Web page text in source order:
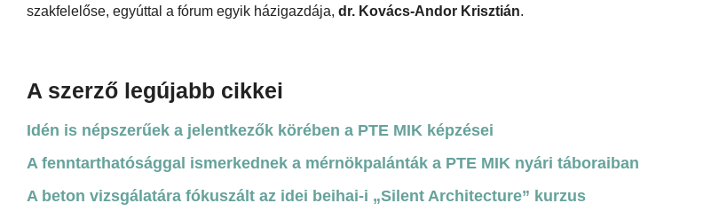
szakfelelőse, egyúttal a fórum egyik házigazdája, dr. Kovács-Andor Krisztián.
A szerző legújabb cikkei
Idén is népszerűek a jelentkezők körében a PTE MIK képzései
A fenntarthatósággal ismerkednek a mérnökpalánták a PTE MIK nyári táboraiban
A beton vizsgálatára fókuszált az idei beihai-i „Silent Architecture” kurzus